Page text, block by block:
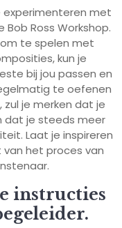
met
Ross Workshop.
te spelen met
kun je
bij jou passen en
te oefenen
je merken dat je
dat je steeds meer
Laat je inspireren
het proces van
instructies